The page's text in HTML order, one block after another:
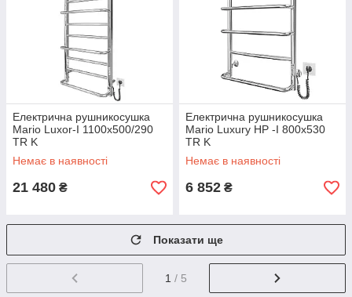
Електрична рушникосушка
Mario Luxor-I 1100x500/290
TR K
Немає в наявності
21 480 ₴
Електрична рушникосушка
Mario Luxury HP -I 800x530
TR K
Немає в наявності
6 852 ₴
Показати ще
1 / 5